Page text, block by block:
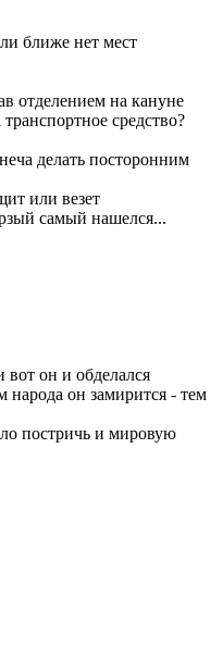
ближе нет мест
отделением на кануне
средство?
делать посторонним
или везет
самый нашелся...
вот он и обделался
народа он замирится - тем
постричь и мировую